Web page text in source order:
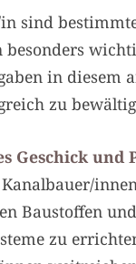
sind
besonders
in diesem
zu
Geschick und
Kanalbauer/
Baustoffen
zu